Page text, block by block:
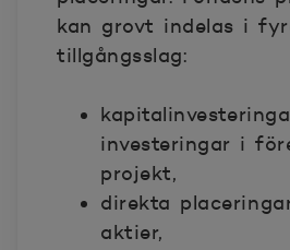
kan grovt indelas i
tillgångsslag:
investeringar i
projekt,
direkta
aktier,